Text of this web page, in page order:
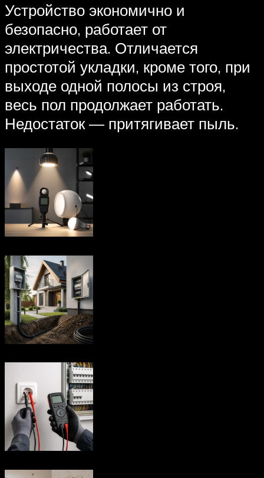
Устройство экономично и
безопасно, работает от
электричества. Отличается
простотой укладки, кроме того, при
выходе одной полосы из строя,
весь пол продолжает работать.
Недостаток — притягивает пыль.